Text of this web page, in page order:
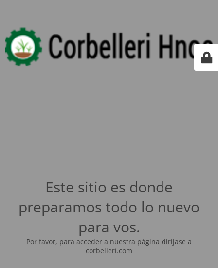
Este sitio es donde
preparamos todo lo nuevo
para vos.
Por favor, para acceder a nuestra página diríjase a
corbelleri.com